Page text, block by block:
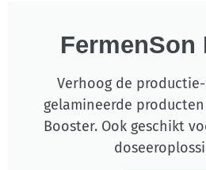
FermenSon
Verhoog de
gelamineerde
Booster. Ook geschikt